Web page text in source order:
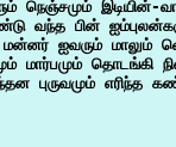
நெஞ்சமும் இடியின்-
வந்த பின்
ஐவரும் மாலும்
மார்பமும் தொடங்கி
புருவமும்